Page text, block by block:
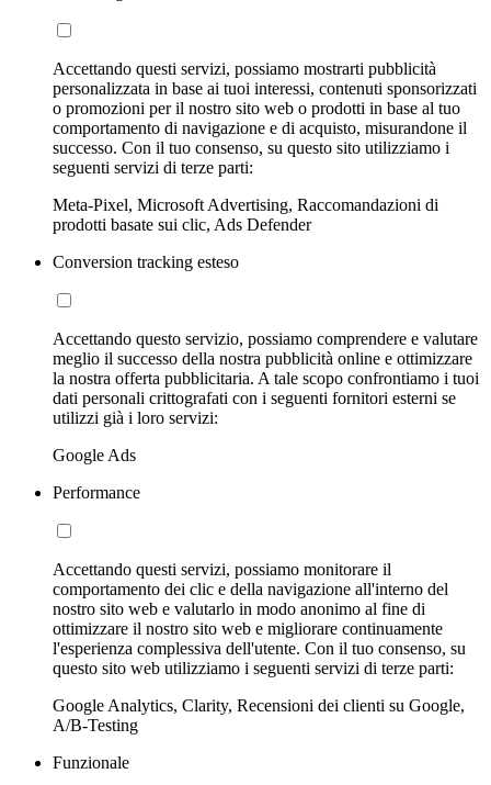
Accettando questi servizi, possiamo mostrarti pubblicità
personalizzata in base ai tuoi interessi, contenuti sponsorizzati
o promozioni per il nostro sito web o prodotti in base al tuo
comportamento di navigazione e di acquisto, misurandone il
successo. Con il tuo consenso, su questo sito utilizziamo i
seguenti servizi di terze parti:
Meta-Pixel, Microsoft Advertising, Raccomandazioni di
prodotti basate sui clic, Ads Defender
Conversion tracking esteso
Accettando questo servizio, possiamo comprendere e valutare
meglio il successo della nostra pubblicità online e ottimizzare
la nostra offerta pubblicitaria. A tale scopo confrontiamo i tuoi
dati personali crittografati con i seguenti fornitori esterni se
utilizzi già i loro servizi:
Google Ads
Performance
Accettando questi servizi, possiamo monitorare il
comportamento dei clic e della navigazione all'interno del
nostro sito web e valutarlo in modo anonimo al fine di
ottimizzare il nostro sito web e migliorare continuamente
l'esperienza complessiva dell'utente. Con il tuo consenso, su
questo sito web utilizziamo i seguenti servizi di terze parti:
Google Analytics, Clarity, Recensioni dei clienti su Google,
A/B-Testing
Funzionale